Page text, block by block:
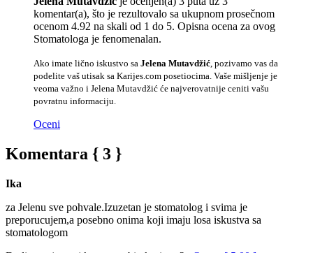
komentar(a), što je rezultovalo sa ukupnom prosečnom
ocenom 4.92 na skali od 1 do 5. Opisna ocena za ovog
Stomatologa je fenomenalan.
Ako imate lično iskustvo sa Jelena Mutavdžić , pozivamo vas da
podelite vaš utisak sa Karijes.com posetiocima. Vaše mišljenje je
veoma važno i Jelena Mutavdžić će najverovatnije ceniti vašu
povratnu informaciju.
Oceni
Komentara { 3 }
Ika
za Jelenu sve pohvale.Izuzetan je stomatolog i svima je
preporucujem,a posebno onima koji imaju losa iskustva sa
stomatologom